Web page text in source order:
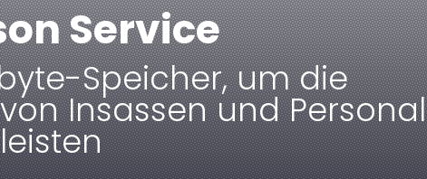
Service
Speicher, um die
Insassen und Personal